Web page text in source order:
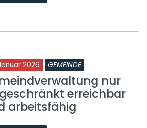
2026 GEMEINDE
nur
erreichbar
arbeitsfähig